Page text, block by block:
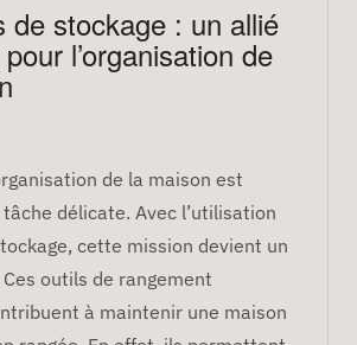
de stockage : un allié
l’organisation de
de la maison est
délicate. Avec l’utilisation
cette mission devient un
Ces outils de rangement
à maintenir une maison